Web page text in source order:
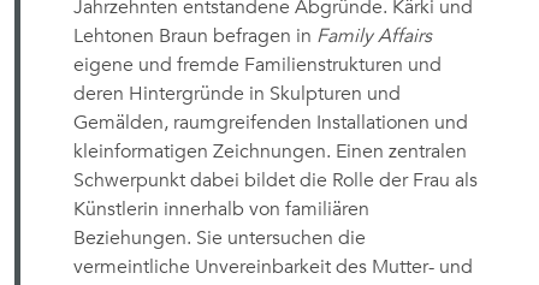
Jahrzehnten entstandene Abgründe. Kärki und
Lehtonen Braun befragen in Family Affairs
eigene und fremde Familienstrukturen und
deren Hintergründe in Skulpturen und
Gemälden, raumgreifenden Installationen und
kleinformatigen Zeichnungen. Einen zentralen
Schwerpunkt dabei bildet die Rolle der Frau als
Künstlerin innerhalb von familiären
Beziehungen. Sie untersuchen die
vermeintliche Unvereinbarkeit des Mutter- und